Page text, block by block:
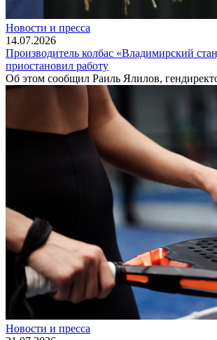
Новости и пресса
14.07.2026
Производитель колбас «Владимирский
приостановил работу
Об этом сообщил Раиль Ялилов,
Новости и пресса